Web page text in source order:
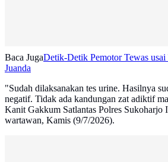
Baca JugaDetik-Detik Pemotor Tewas
Juanda
"Sudah dilaksanakan tes urine. Hasilnya
negatif. Tidak ada kandungan zat adiktif
Kanit Gakkum Satlantas Polres Sukoharjo
wartawan, Kamis (9/7/2026).